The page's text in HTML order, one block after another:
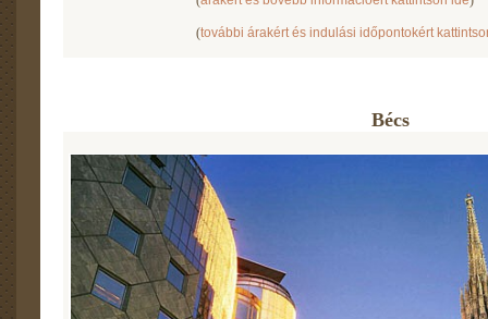
(további árakért és indulási időpontokért
Bécs